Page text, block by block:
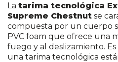
La tarima tecnológica
Supreme Chestnut se
compuesta por un cuerpo
PVC foam que ofrece una
fuego y al deslizamiento.
una tarima tecnológica